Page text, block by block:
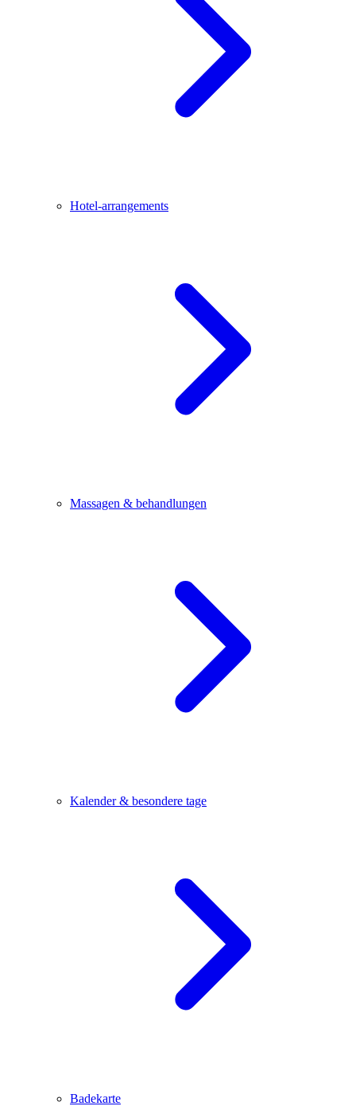
Hotel-arrangements
Massagen & behandlungen
Kalender & besondere tage
Badekarte